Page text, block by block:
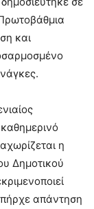
και
η
Δημοτικού
απάντηση